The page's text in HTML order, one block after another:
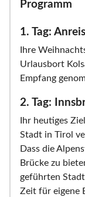
Programm
1. Tag:
Ihre
Urlausbort
Empfang
2. Tag:
Ihr heutiges
Stadt in Tirol
Dass die
Brücke zu
geführten
Zeit für eigene